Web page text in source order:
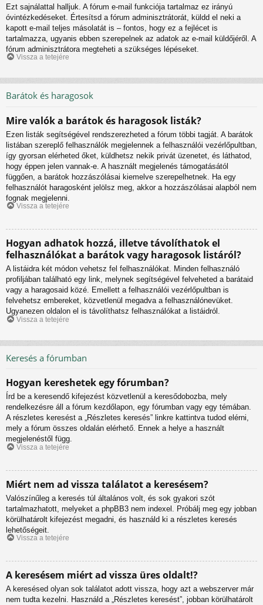
Ezt sajnálattal halljuk. A fórum e-mail funkciója tartalmaz ez irányú
óvintézkedéseket. Értesítsd a fórum adminisztrátorát, küldd el neki a
kapott e-mail teljes másolatát is – fontos, hogy ez a fejlécet is
tartalmazza, ugyanis ebben szerepelnek az adatok az e-mail küldőjéről. A
fórum adminisztrátora megteheti a szükséges lépéseket.
Vissza a tetejére
Barátok és haragosok
Mire valók a barátok és haragosok listák?
Ezen listák segítségével rendszerezheted a fórum többi tagját. A barátok
listában szereplő felhasználók megjelennek a felhasználói vezérlőpultban,
így gyorsan elérheted őket, küldhetsz nekik privát üzenetet, és láthatod,
hogy éppen jelen vannak-e. A használt megjelenés támogatásától
függően, a barátok hozzászólásai kiemelve szerepelhetnek. Ha egy
felhasználót haragosként jelölsz meg, akkor a hozzászólásai alapból nem
fognak megjelenni.
Vissza a tetejére
Hogyan adhatok hozzá, illetve távolíthatok el
felhasználókat a barátok vagy haragosok listáról?
A listáidra két módon vehetsz fel felhasználókat. Minden felhasználó
profiljában található egy link, melynek segítségével felveheted a barátaid
vagy a haragosaid közé. Emellett a felhasználói vezérlőpultban is
felvehetsz embereket, közvetlenül megadva a felhasználónevüket.
Ugyanezen oldalon el is távolíthatsz felhasználókat a listáidról.
Vissza a tetejére
Keresés a fórumban
Hogyan kereshetek egy fórumban?
Írd be a keresendő kifejezést közvetlenül a keresődobozba, mely
rendelkezésre áll a fórum kezdőlapon, egy fórumban vagy egy témában.
A részletes keresést a „Részletes keresés” linkre kattintva tudod elérni,
mely a fórum összes oldalán elérhető. Ennek a helye a használt
megjelenéstől függ.
Vissza a tetejére
Miért nem ad vissza találatot a keresésem?
Valószínűleg a keresés túl általános volt, és sok gyakori szót
tartalmazhatott, melyeket a phpBB3 nem indexel. Próbálj meg egy jobban
körülhatárolt kifejezést megadni, és használd ki a részletes keresés
lehetőségeit.
Vissza a tetejére
A keresésem miért ad vissza üres oldalt!?
A keresésed olyan sok találatot adott vissza, hogy azt a webszerver már
nem tudta kezelni. Használd a „Részletes keresést”, jobban körülhatárolt